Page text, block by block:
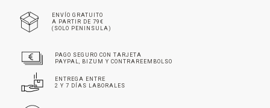
ENVÍO GRATUITO
A PARTIR DE 79€
(SOLO PENINSULA)
PAGO SEGURO CON TARJETA
PAYPAL, BIZUM Y CONTRAREEMBOLSO
ENTREGA ENTRE
2 Y 7 DÍAS LABORALES